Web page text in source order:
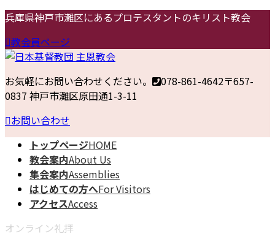
コ
テ
ン
ツ
へ
ス
キ
ッ
ナ
ゲ
ー
シ
ョ
ン
に
移
兵庫県神戸市灘区にあるプロテスタントのキリスト教会
教会員ページ
お気軽にお問い合わせください。 078-861-4642〒657-
0837 神戸市灘区原田通1-3-11
お問い合わせ
トップページHOME
教会案内About Us
集会案内Assemblies
はじめての方へFor Visitors
アクセスAccess
オンライン礼拝